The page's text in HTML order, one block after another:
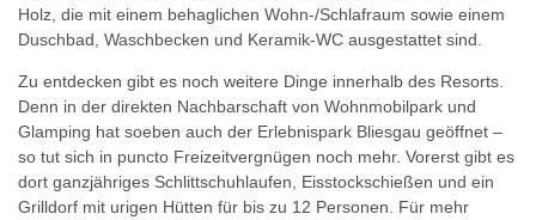
Holz, die mit einem behaglichen Wohn-/Schlafraum sowie einem
Duschbad, Waschbecken und Keramik-WC ausgestattet sind.
Zu entdecken gibt es noch weitere Dinge innerhalb des Resorts.
Denn in der direkten Nachbarschaft von Wohnmobilpark und
Glamping hat soeben auch der Erlebnispark Bliesgau geöffnet –
so tut sich in puncto Freizeitvergnügen noch mehr. Vorerst gibt es
dort ganzjähriges Schlittschuhlaufen, Eisstockschießen und ein
Grilldorf mit urigen Hütten für bis zu 12 Personen. Für mehr